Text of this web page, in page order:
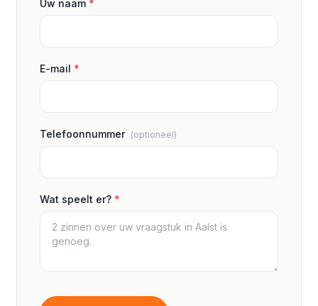
Uw naam *
E-mail *
Telefoonnummer (optioneel)
Wat speelt er? *